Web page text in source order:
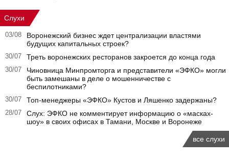
Слухи
03/08
Воронежский бизнес ждет централизации властями
будущих капитальных строек?
30/07 Треть воронежских ресторанов закроется до конца года
30/07
Чиновница Минпромторга и представители «ЭФКО» могли
быть замешаны в деле о мошенничестве с
беспилотниками?
30/07 Топ-менеджеры «ЭФКО» Кустов и Ляшенко задержаны?
28/07
Слух: ЭФКО не комментирует информацию о «масках-
шоу» в своих офисах в Тамани, Москве и Воронеже
все слухи